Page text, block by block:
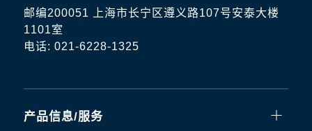
邮编200051 上海市长宁区遵义路107号安泰大楼
1101室
电话: 021-6228-1325
产品信息/服务